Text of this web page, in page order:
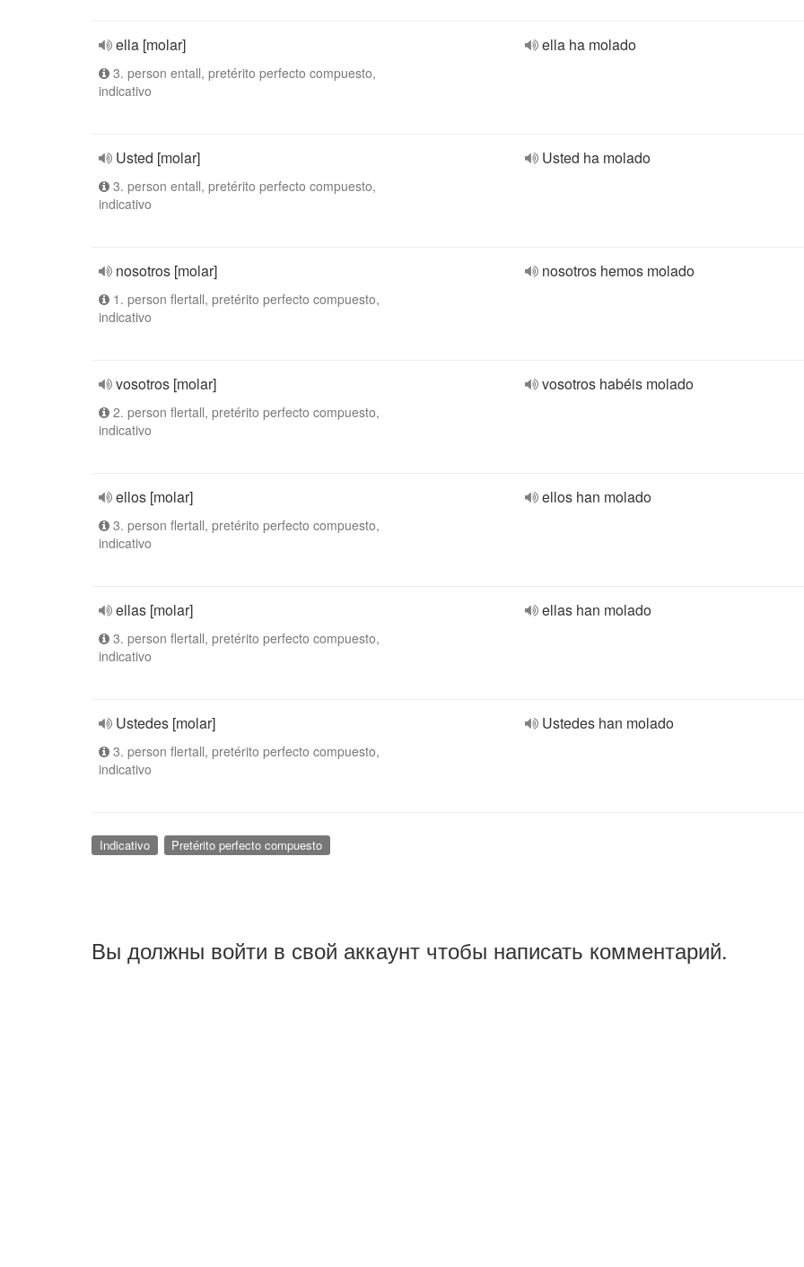
ella [molar]
3. person entall, pretérito perfecto compuesto,
indicativo
ella ha molado
Usted [molar]
3. person entall, pretérito perfecto compuesto,
indicativo
Usted ha molado
nosotros [molar]
1. person flertall, pretérito perfecto compuesto,
indicativo
nosotros hemos molado
vosotros [molar]
2. person flertall, pretérito perfecto compuesto,
indicativo
vosotros habéis molado
ellos [molar]
3. person flertall, pretérito perfecto compuesto,
indicativo
ellos han molado
ellas [molar]
3. person flertall, pretérito perfecto compuesto,
indicativo
ellas han molado
Ustedes [molar]
3. person flertall, pretérito perfecto compuesto,
indicativo
Ustedes han molado
Indicativo Pretérito perfecto compuesto
Вы должны войти в свой аккаунт чтобы написать комментарий.